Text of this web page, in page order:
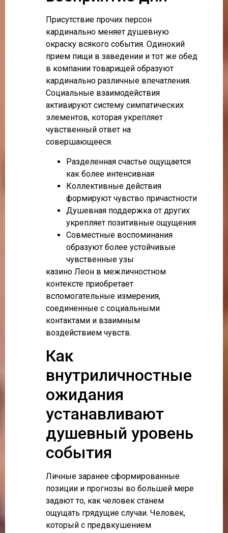
Присутствие прочих персон
кардинально меняет душевную
окраску всякого события. Одинокий
прием пищи в заведении и тот же обед
в компании товарищей образуют
кардинально различные впечатления.
Социальные взаимодействия
активируют систему симпатических
элементов, которая укрепляет
чувственный ответ на
совершающееся.
Разделенная счастье ощущается
как более интенсивная
Коллективные действия
формируют чувство причастности
Душевная поддержка от других
укрепляет позитивные ощущения
Совместные воспоминания
образуют более устойчивые
чувственные узы
казино Леон в межличностном
контексте приобретает
вспомогательные измерения,
соединенные с социальными
контактами и взаимным
воздействием чувств.
Как
внутриличностные
ожидания
устанавливают
душевный уровень
события
Личные заранее сформированные
позиции и прогнозы во большей мере
задают то, как человек станем
ощущать грядущие случаи. Человек,
который с предвкушением